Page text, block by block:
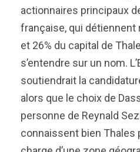
actionnaires principaux
française, qui détiennent
et 26% du capital de
s’entendre sur un nom.
soutiendrait la
alors que le choix de
personne de Reynald
connaissent bien Thales